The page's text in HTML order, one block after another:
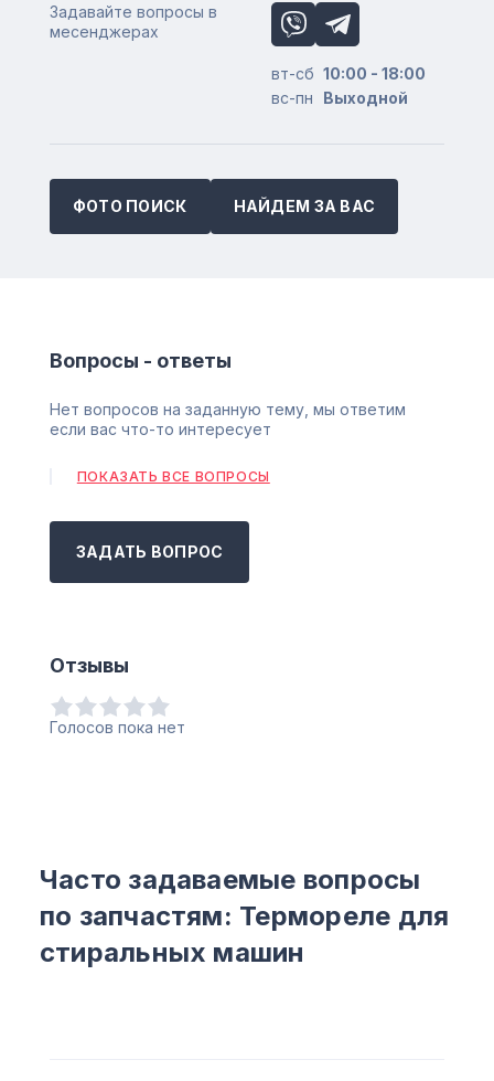
Задавайте вопросы в
месенджерах
вт-сб 10:00 - 18:00
вс-пн
Выходной
ФОТО ПОИСК НАЙДЕМ ЗА ВАС
Вопросы - ответы
Нет вопросов на заданную тему, мы ответим
если вас что-то интересует
ПОКАЗАТЬ ВСЕ ВОПРОСЫ
ЗАДАТЬ ВОПРОС
Отзывы
Голосов пока нет
Часто задаваемые вопросы
по запчастям: Термореле для
стиральных машин